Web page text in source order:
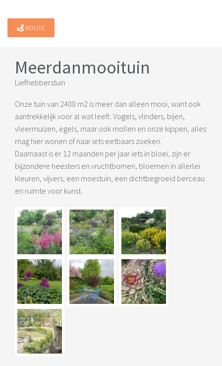
ROUTE
Meerdanmooituin
Liefhebberstuin
Onze tuin van 2400 m2 is meer dan alleen mooi, want ook
aantrekkelijk voor al wat leeft. Vogels, vlinders, bijen,
vleermuizen, egels, maar ook mollen en onze kippen, alles
mag hier wonen of naar iets eetbaars zoeken.
Daarnaast is er 12 maanden per jaar iets in bloei, zijn er
bijzondere heesters en vruchtbomen, bloemen in allerlei
kleuren, vijvers, een moestuin, een dichtbegroeid berceau
en ruimte voor kunst.